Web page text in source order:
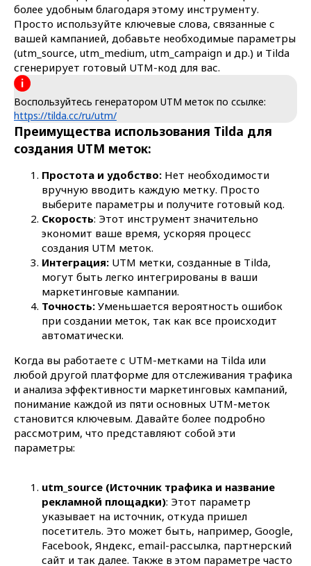
более удобным благодаря этому инструменту.
Просто используйте ключевые слова, связанные с
вашей кампанией, добавьте необходимые параметры
(utm_source, utm_medium, utm_campaign и др.) и Tilda
сгенерирует готовый UTM-код для вас.
Воспользуйтесь генератором UTM меток по ссылке:
https://tilda.cc/ru/utm/
Преимущества использования Tilda для
создания UTM меток:
Простота и удобство: Нет необходимости
вручную вводить каждую метку. Просто
выберите параметры и получите готовый код.
Скорость: Этот инструмент значительно
экономит ваше время, ускоряя процесс
создания UTM меток.
Интеграция: UTM метки, созданные в Tilda,
могут быть легко интегрированы в ваши
маркетинговые кампании.
Точность: Уменьшается вероятность ошибок
при создании меток, так как все происходит
автоматически.
Когда вы работаете с UTM-метками на Tilda или
любой другой платформе для отслеживания трафика
и анализа эффективности маркетинговых кампаний,
понимание каждой из пяти основных UTM-меток
становится ключевым. Давайте более подробно
рассмотрим, что представляют собой эти
параметры:
utm_source (Источник трафика и название
рекламной площадки): Этот параметр
указывает на источник, откуда пришел
посетитель. Это может быть, например, Google,
Facebook, Яндекс, email-рассылка, партнерский
сайт и так далее. Также в этом параметре часто
Выходите из тени. Время пришло